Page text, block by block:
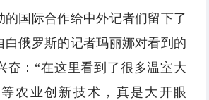
的国际合作给中外记者们留下了
白俄罗斯的记者玛丽娜对看到的
奋：“在这里看到了很多温室大
农业创新技术，真是大开眼